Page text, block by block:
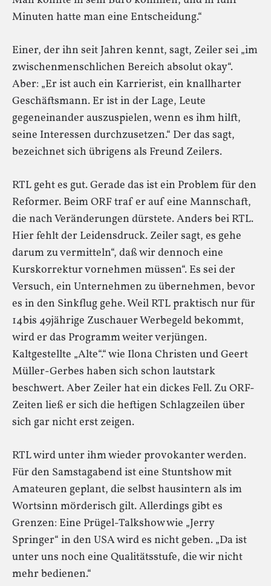
Minuten hatte man eine Entscheidung.“
Einer, der ihn seit Jahren kennt, sagt, Zeiler sei „im
zwischenmenschlichen Bereich absolut okay“.
Aber: „Er ist auch ein Karrierist, ein knallharter
Geschäftsmann. Er ist in der Lage, Leute
gegeneinander auszuspielen, wenn es ihm hilft,
seine Interessen durchzusetzen.“ Der das sagt,
bezeichnet sich übrigens als Freund Zeilers.
RTL geht es gut. Gerade das ist ein Problem für den
Reformer. Beim ORF traf er auf eine Mannschaft,
die nach Veränderungen dürstete. Anders bei RTL.
Hier fehlt der Leidensdruck. Zeiler sagt, es gehe
darum zu vermitteln“, daß wir dennoch eine
Kurskorrektur vornehmen müssen“. Es sei der
Versuch, ein Unternehmen zu übernehmen, bevor
es in den Sinkflug gehe. Weil RTL praktisch nur für
14bis 49jährige Zuschauer Werbegeld bekommt,
wird er das Programm weiter verjüngen.
Kaltgestellte „Alte“.“ wie Ilona Christen und Geert
Müller-Gerbes haben sich schon lautstark
beschwert. Aber Zeiler hat ein dickes Fell. Zu ORF-
Zeiten ließ er sich die heftigen Schlagzeilen über
sich gar nicht erst zeigen.
RTL wird unter ihm wieder provokanter werden.
Für den Samstagabend ist eine Stuntshow mit
Amateuren geplant, die selbst hausintern als im
Wortsinn mörderisch gilt. Allerdings gibt es
Grenzen: Eine Prügel-Talkshow wie „Jerry
Springer“ in den USA wird es nicht geben. „Da ist
unter uns noch eine Qualitätsstufe, die wir nicht
mehr bedienen.“